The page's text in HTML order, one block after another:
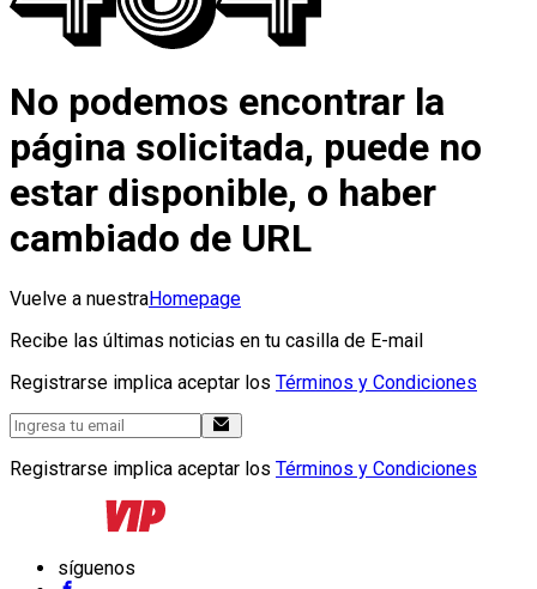
No podemos encontrar la
página solicitada, puede no
estar disponible, o haber
cambiado de URL
Vuelve a nuestraHomepage
Recibe las últimas noticias en tu casilla de E-mail
Registrarse implica aceptar los Términos y Condiciones
Registrarse implica aceptar los Términos y Condiciones
síguenos